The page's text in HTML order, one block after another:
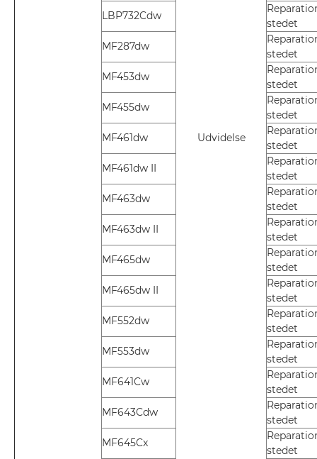
Udvidelse
LBP732Cdw
stedet
MF287dw
stedet
MF453dw
stedet
MF455dw
stedet
MF461dw
stedet
MF461dw II
stedet
MF463dw
stedet
MF463dw II
stedet
MF465dw
stedet
MF465dw II
stedet
MF552dw
stedet
MF553dw
stedet
MF641Cw
stedet
MF643Cdw
stedet
MF645Cx
stedet